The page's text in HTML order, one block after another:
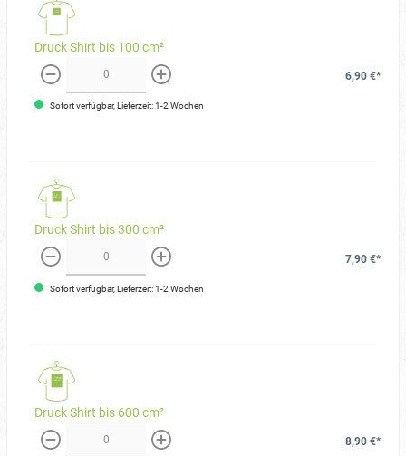
Druck Shirt bis 100 cm²
weniger mehr
6,90 €*
Sofort verfügbar, Lieferzeit: 1-2 Wochen
Druck Shirt bis 300 cm²
weniger mehr
7,90 €*
Sofort verfügbar, Lieferzeit: 1-2 Wochen
Druck Shirt bis 600 cm²
weniger mehr
8,90 €*